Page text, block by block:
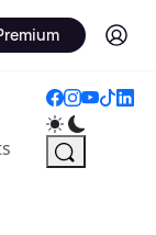
Log in